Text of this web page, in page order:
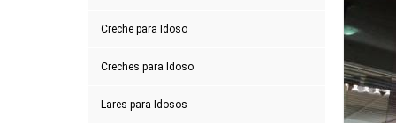
Creche para Idoso
Creches para Idoso
Lares para Idosos